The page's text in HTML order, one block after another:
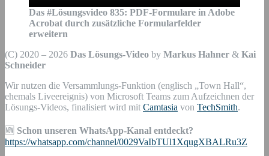
Das #Lösungsvideo 835: PDF-Formulare in Adobe
Acrobat durch zusätzliche Formularfelder
erweitern
(C) 2020 – 2026 Das Lösungs-Video by Markus Hahner & Kai
Schneider
Wir nutzen die Versammlungs-Funktion (englisch „Town Hall“,
ehemals Liveereignis) von Microsoft Teams zum Aufzeichnen der
Lösungs-Videos, finalisiert wird mit Camtasia von TechSmith.
🆕 Schon unseren WhatsApp-Kanal entdeckt?
https://whatsapp.com/channel/0029VaIbTUl1XqugXBALRu3Z